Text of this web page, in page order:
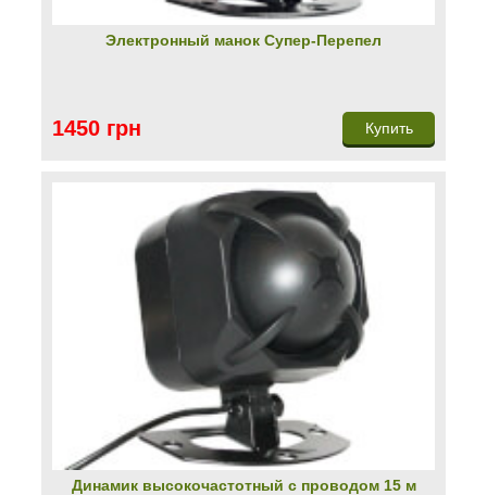
Электронный манок Супер-Перепел
1450 грн Купить
Динамик высокочастотный с проводом 15 м